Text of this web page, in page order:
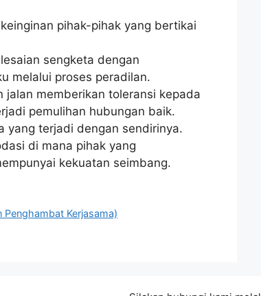
pihak-pihak yang bertikai
sengketa dengan
melalui proses peradilan.
jalan memberikan toleransi kepada
pemulihan hubungan baik.
yang terjadi dengan sendirinya.
di mana pihak yang
kekuatan seimbang.
Penghambat Kerjasama)